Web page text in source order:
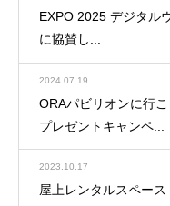
EXPO 2025 デジタル
に協賛し...
2024.07.19
ORAパビリオンに行
プレゼントキャンペ...
2023.10.17
屋上レンタルスペー